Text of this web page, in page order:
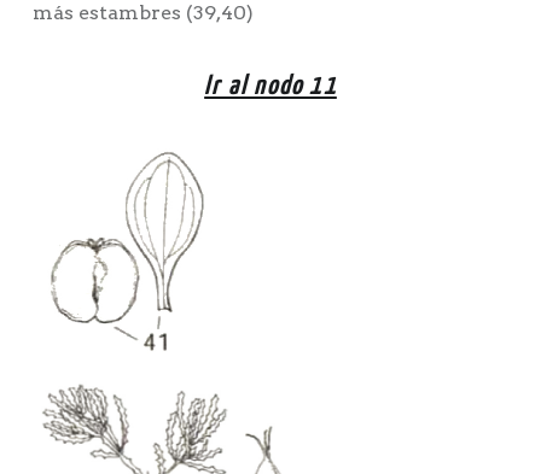
más estambres (39,40)
Ir al nodo 11